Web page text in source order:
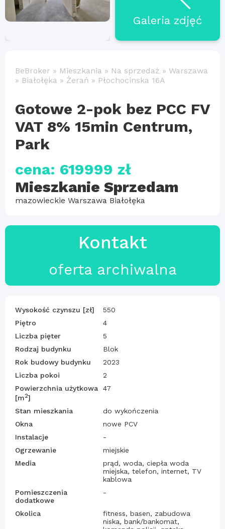
Galeria zdjęć
BeBroker » Mieszkania » Na sprzedaż » Warszawa
» Białołęka » Żerań » Płochocinska 16A
Gotowe 2-pok bez PCC FV
VAT 8% 15min Centrum,
Park
cena: 619999 zł
Mieszkanie Sprzedam
mazowieckie Warszawa Białołęka
Kontakt
oferta archiwalna
Wysokość czynszu [zł]
550
Piętro
4
Liczba pięter
5
Rodzaj budynku
Blok
Rok budowy budynku
2023
Liczba pokoi
2
Powierzchnia użytkowa
[m2]
47
Stan mieszkania
do wykończenia
Okna
nowe PCV
Instalacje
-
Ogrzewanie
miejskie
Media
prąd, woda, ciepła woda
miejska, telefon, internet, TV
kablowa
Pomieszczenia
dodatkowe
-
Okolica
fitness, basen, zabudowa
niska, bank/bankomat,